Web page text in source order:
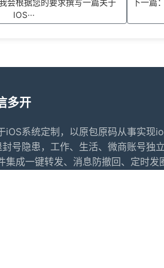
会根据您的要求撰写一篇关于
IOS···
下一篇
多开
iOS系统定制，以原包原码从事实现
号隐患，工作、生活、微商账号独
成一键转发、消息防撤回、定时发